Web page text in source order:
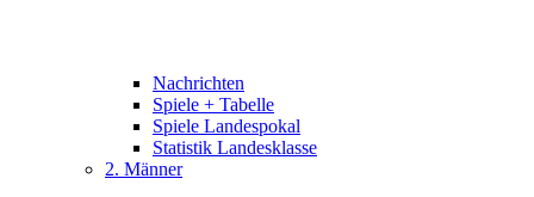
Nachrichten
Spiele + Tabelle
Spiele Landespokal
Statistik Landesklasse
2. Männer